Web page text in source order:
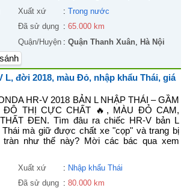
Xuất xứ : Trong nước
Đã sử dụng : 65.000 km
Quận/Huyện : Quận Thanh Xuân, Hà Nội
L, đời 2018, màu Đỏ, nhập khẩu Thái, giá
HR-V 2018 BẢN L NHẬP THÁI – GẦM
ĐÔ THỊ CỰC CHẤT 🔥, MÀU ĐỎ CAM,
ĐEN. Tìm đâu ra chiếc HR-V bản L
Thái mà giữ được chất xe "cọp" và trang bị
tràn như thế này? Mời các bác qua xem
Xuất xứ : Nhập khẩu Thái
Đã sử dụng : 80.000 km